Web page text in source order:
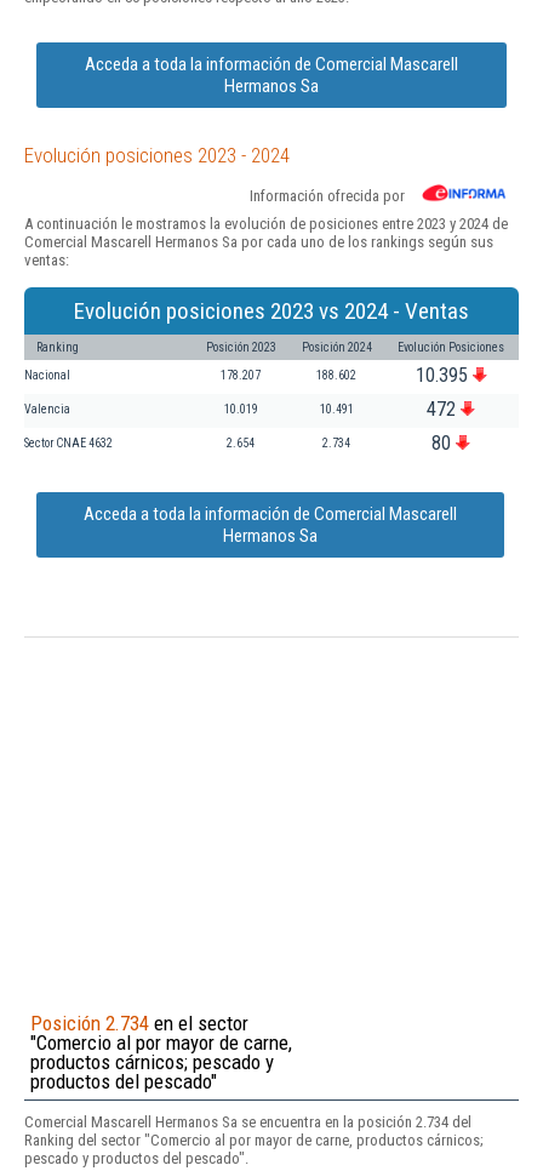
Acceda a toda la información de Comercial Mascarell
Hermanos Sa
Evolución posiciones 2023 - 2024
Información ofrecida por
A continuación le mostramos la evolución de posiciones entre 2023 y 2024 de
Comercial Mascarell Hermanos Sa por cada uno de los rankings según sus
ventas:
Evolución posiciones 2023 vs 2024 - Ventas
Ranking Posición 2023 Posición 2024 Evolución Posiciones
Nacional 178.207 188.602 10.395
Valencia 10.019 10.491 472
Sector CNAE 4632 2.654 2.734 80
Acceda a toda la información de Comercial Mascarell
Hermanos Sa
Posición 2.734 en el sector
"Comercio al por mayor de carne,
productos cárnicos; pescado y
productos del pescado"
Comercial Mascarell Hermanos Sa se encuentra en la posición 2.734 del
Ranking del sector "Comercio al por mayor de carne, productos cárnicos;
pescado y productos del pescado".